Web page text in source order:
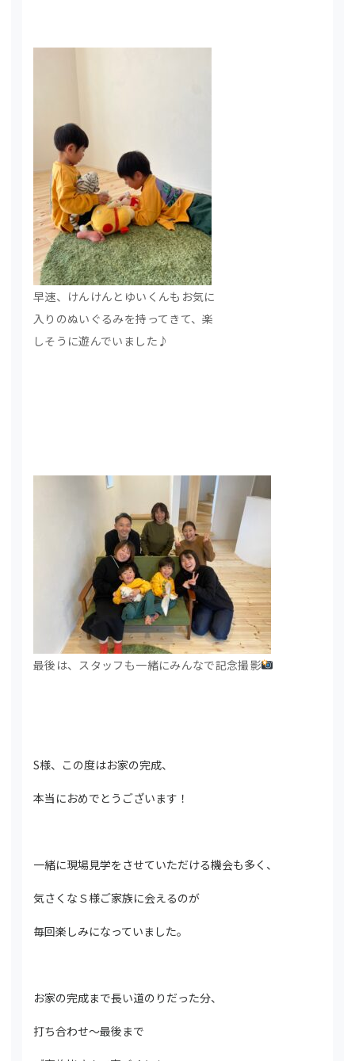
早速、けんけんとゆいくんもお気に
入りのぬいぐるみを持ってきて、楽
しそうに遊んでいました♪
最後は、スタッフも一緒にみんなで記念撮影
S様、この度はお家の完成、
本当におめでとうございます！
一緒に現場見学をさせていただける機会も多く、
気さくなＳ様ご家族に会えるのが
毎回楽しみになっていました。
お家の完成まで長い道のりだった分、
打ち合わせ～最後まで